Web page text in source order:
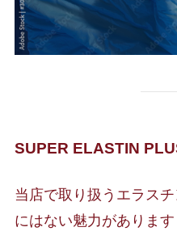
SUPER ELASTIN
当店で取り扱うエラス
にはない魅力があります